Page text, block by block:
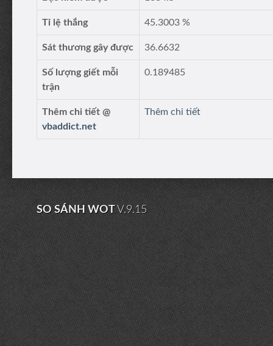
Tỉ lệ thắng 45.3003 %
Sát thương gây được 36.6632
Số lượng giết mỗi
trận
0.189485
Thêm chi tiết @
vbaddict.net
Thêm chi tiết
SO SÁNH WOTV.9.15